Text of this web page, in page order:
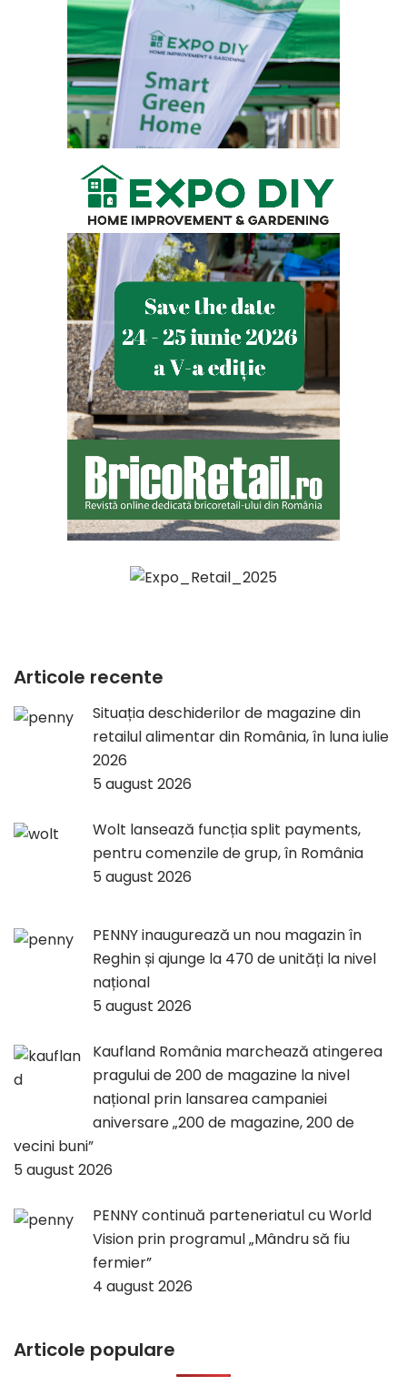
Articole recente
Situația deschiderilor de magazine din
retailul alimentar din România, în luna iulie
2026
5 august 2026
Wolt lansează funcția split payments,
pentru comenzile de grup, în România
5 august 2026
PENNY inaugurează un nou magazin în
Reghin și ajunge la 470 de unități la nivel
național
5 august 2026
Kaufland România marchează atingerea
pragului de 200 de magazine la nivel
național prin lansarea campaniei
aniversare „200 de magazine, 200 de
vecini buni”
5 august 2026
PENNY continuă parteneriatul cu World
Vision prin programul „Mândru să fiu
fermier”
4 august 2026
Articole populare